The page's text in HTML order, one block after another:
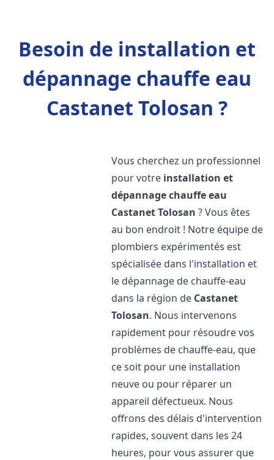
Besoin de installation et
dépannage chauffe eau
Castanet Tolosan ?
Vous cherchez un professionnel
pour votre installation et
dépannage chauffe eau
Castanet Tolosan ? Vous êtes
au bon endroit ! Notre équipe de
plombiers expérimentés est
spécialisée dans l'installation et
le dépannage de chauffe-eau
dans la région de Castanet
Tolosan. Nous intervenons
rapidement pour résoudre vos
problèmes de chauffe-eau, que
ce soit pour une installation
neuve ou pour réparer un
appareil défectueux. Nous
offrons des délais d'intervention
rapides, souvent dans les 24
heures, pour vous assurer que